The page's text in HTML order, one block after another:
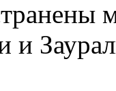
и